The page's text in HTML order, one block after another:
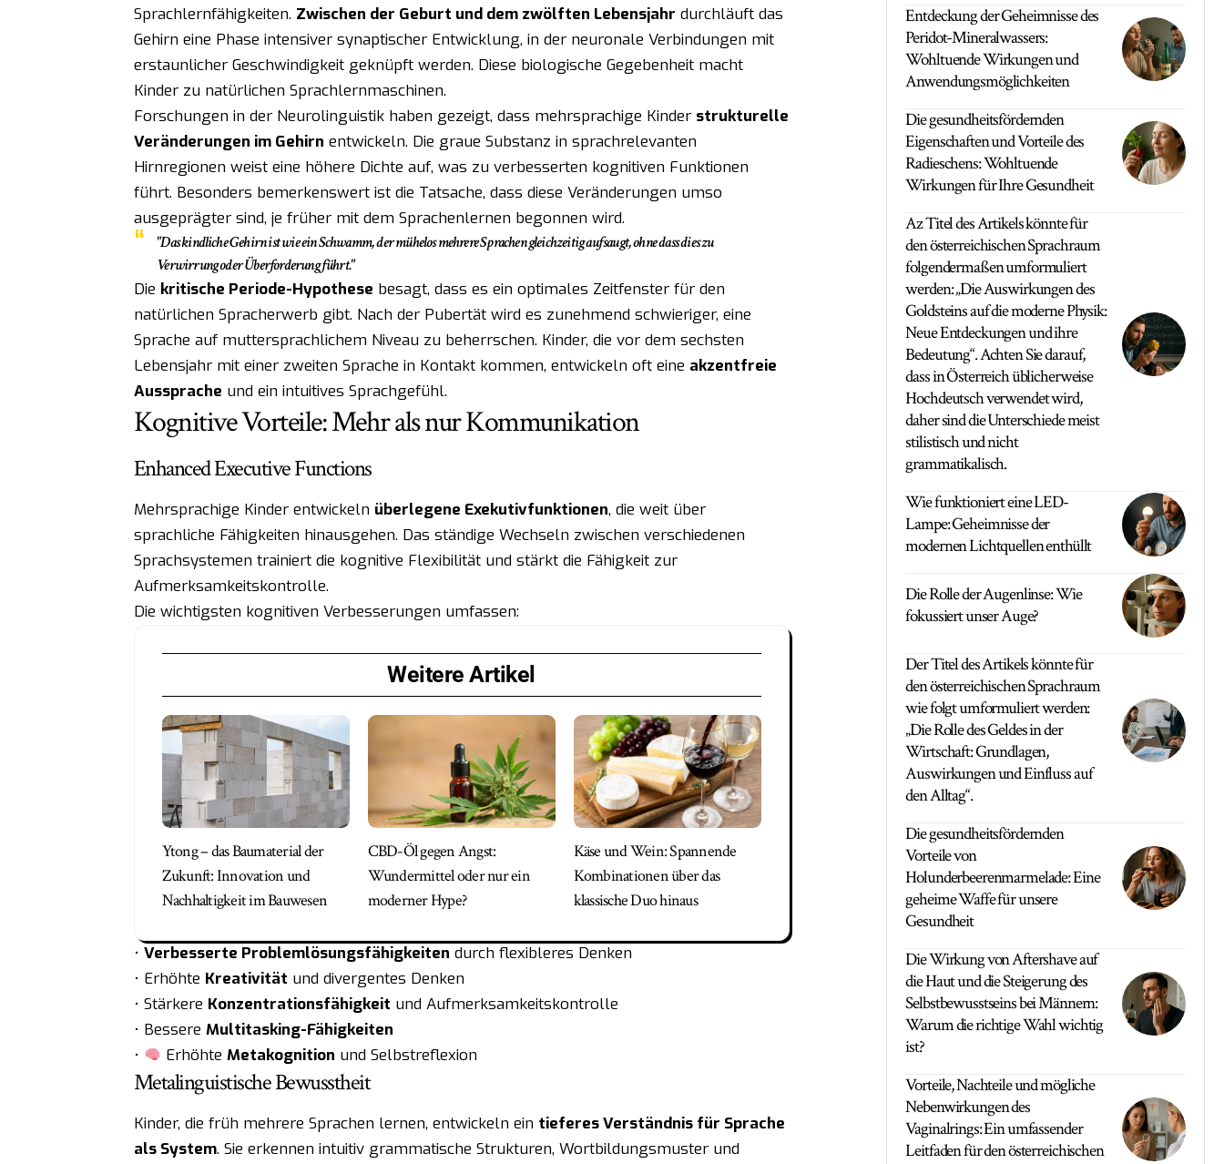
Sprachlernfähigkeiten. Zwischen der Geburt und dem zwölften Lebensjahr durchläuft das
Gehirn eine Phase intensiver synaptischer Entwicklung, in der neuronale Verbindungen mit
erstaunlicher Geschwindigkeit geknüpft werden. Diese biologische Gegebenheit macht
Kinder zu natürlichen Sprachlernmaschinen.
Forschungen in der Neurolinguistik haben gezeigt, dass mehrsprachige Kinder strukturelle
Veränderungen im Gehirn entwickeln. Die graue Substanz in sprachrelevanten
Hirnregionen weist eine höhere Dichte auf, was zu verbesserten kognitiven Funktionen
führt. Besonders bemerkenswert ist die Tatsache, dass diese Veränderungen umso
ausgeprägter sind, je früher mit dem Sprachenlernen begonnen wird.
"Das kindliche Gehirn ist wie ein Schwamm, der mühelos mehrere Sprachen gleichzeitig aufsaugt, ohne dass dies zu
Verwirrung oder Überforderung führt."
Die kritische Periode-Hypothese besagt, dass es ein optimales Zeitfenster für den
natürlichen Spracherwerb gibt. Nach der Pubertät wird es zunehmend schwieriger, eine
Sprache auf muttersprachlichem Niveau zu beherrschen. Kinder, die vor dem sechsten
Lebensjahr mit einer zweiten Sprache in Kontakt kommen, entwickeln oft eine akzentfreie
Aussprache und ein intuitives Sprachgefühl.
Kognitive Vorteile: Mehr als nur Kommunikation
Enhanced Executive Functions
Mehrsprachige Kinder entwickeln überlegene Exekutivfunktionen, die weit über
sprachliche Fähigkeiten hinausgehen. Das ständige Wechseln zwischen verschiedenen
Sprachsystemen trainiert die kognitive Flexibilität und stärkt die Fähigkeit zur
Aufmerksamkeitskontrolle.
Die wichtigsten kognitiven Verbesserungen umfassen:
Weitere Artikel
Ytong – das Baumaterial der
Zukunft: Innovation und
Nachhaltigkeit im Bauwesen
CBD-Öl gegen Angst:
Wundermittel oder nur ein
moderner Hype?
Käse und Wein: Spannende
Kombinationen über das
klassische Duo hinaus
• Verbesserte Problemlösungsfähigkeiten durch flexibleres Denken
• Erhöhte Kreativität und divergentes Denken
• Stärkere Konzentrationsfähigkeit und Aufmerksamkeitskontrolle
• Bessere Multitasking-Fähigkeiten
•
ErhöhteMetakognition und Selbstreflexion
Metalinguistische Bewusstheit
Kinder, die früh mehrere Sprachen lernen, entwickeln ein tieferes Verständnis für Sprache
als System. Sie erkennen intuitiv grammatische Strukturen, Wortbildungsmuster und
Entdeckung der Geheimnisse des
Peridot-Mineralwassers:
Wohltuende Wirkungen und
Anwendungsmöglichkeiten
Die gesundheitsfördernden
Eigenschaften und Vorteile des
Radieschens: Wohltuende
Wirkungen für Ihre Gesundheit
Az Titel des Artikels könnte für
den österreichischen Sprachraum
folgendermaßen umformuliert
werden: „Die Auswirkungen des
Goldsteins auf die moderne Physik:
Neue Entdeckungen und ihre
Bedeutung“. Achten Sie darauf,
dass in Österreich üblicherweise
Hochdeutsch verwendet wird,
daher sind die Unterschiede meist
stilistisch und nicht
grammatikalisch.
Wie funktioniert eine LED-
Lampe: Geheimnisse der
modernen Lichtquellen enthüllt
Die Rolle der Augenlinse: Wie
fokussiert unser Auge?
Der Titel des Artikels könnte für
den österreichischen Sprachraum
wie folgt umformuliert werden:
„Die Rolle des Geldes in der
Wirtschaft: Grundlagen,
Auswirkungen und Einfluss auf
den Alltag“.
Die gesundheitsfördernden
Vorteile von
Holunderbeerenmarmelade: Eine
geheime Waffe für unsere
Gesundheit
Die Wirkung von Aftershave auf
die Haut und die Steigerung des
Selbstbewusstseins bei Männern:
Warum die richtige Wahl wichtig
ist?
Vorteile, Nachteile und mögliche
Nebenwirkungen des
Vaginalrings: Ein umfassender
Leitfaden für den österreichischen